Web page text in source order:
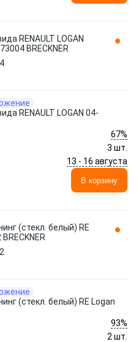
RENAULT LOGAN
BRECKNER
RENAULT LOGAN 04-
67%
3 шт.
13 - 16 августа
В корзину
(стекл. белый) RE
(стекл. белый) RE Logan
93%
2 шт.